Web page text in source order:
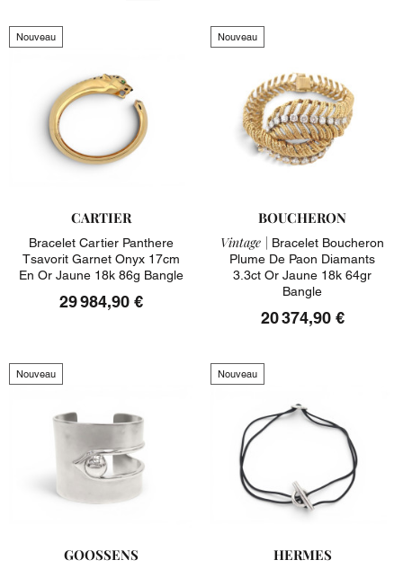
Nouveau
CARTIER
Bracelet Cartier Panthere
Tsavorit Garnet Onyx 17cm
En Or Jaune 18k 86g Bangle
29 984,90 €
Nouveau
BOUCHERON
Vintage | Bracelet Boucheron
Plume De Paon Diamants
3.3ct Or Jaune 18k 64gr
Bangle
20 374,90 €
Nouveau
GOOSSENS
Nouveau
HERMES